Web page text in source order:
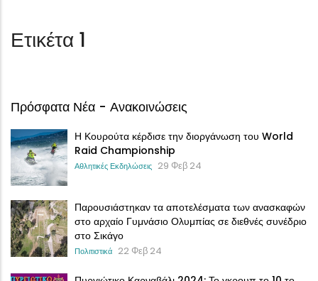
Ετικέτα 1
Πρόσφατα Νέα - Ανακοινώσεις
Η Κουρούτα κέρδισε την διοργάνωση του World
Raid Championship
Αθλητικές Εκδηλώσεις 29 Φεβ 24
Παρουσιάστηκαν τα αποτελέσματα των ανασκαφών
στο αρχαίο Γυμνάσιο Ολυμπίας σε διεθνές συνέδριο
στο Σικάγο
Πολιτιστικά 22 Φεβ 24